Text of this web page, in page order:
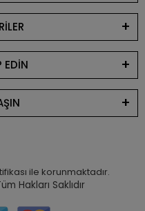
EDİN
ile korunmaktadır.
Hakları Saklıdır